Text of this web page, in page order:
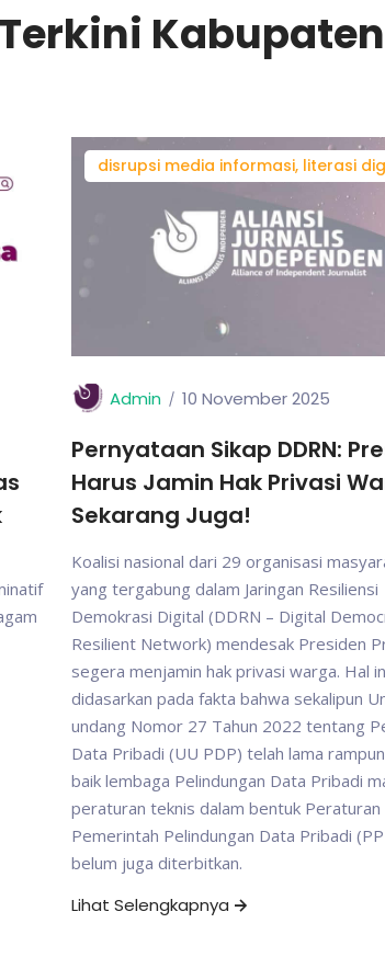
disrupsi media informasi, literasi
Admin 10 November 2025
Pernyataan Sikap DDRN:
Harus Jamin Hak Privasi
Sekarang Juga!
Koalisi nasional dari 29 organisasi
yang tergabung dalam Jaringan Resiliensi
Demokrasi Digital (DDRN – Digital
Resilient Network) mendesak Presiden
segera menjamin hak privasi warga. Hal
didasarkan pada fakta bahwa sekalipun
undang Nomor 27 Tahun 2022 tentang
Data Pribadi (UU PDP) telah lama
baik lembaga Pelindungan Data Pribadi
peraturan teknis dalam bentuk Peraturan
Pemerintah Pelindungan Data Pribadi
belum juga diterbitkan.
Lihat Selengkapnya